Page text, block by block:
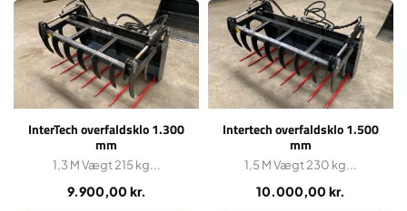
InterTech overfaldsklo 1.300
mm
9.900,00 kr.
1,3 M Vægt 215 kg...
Intertech overfaldsklo 1.500
mm
10.000,00 kr.
1,5 M Vægt 230 kg...